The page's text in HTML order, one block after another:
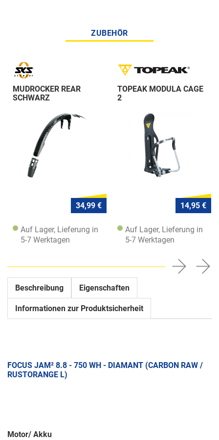
ZUBEHÖR
MUDROCKER REAR
SCHWARZ
34,99 €
Auf Lager, Lieferung in
5-7 Werktagen
TOPEAK MODULA CAGE
2
14,95 €
Auf Lager, Lieferung in
5-7 Werktagen
Beschreibung Eigenschaften
Informationen zur Produktsicherheit
FOCUS JAM² 8.8 - 750 WH - DIAMANT (CARBON RAW /
RUSTORANGE L)
Motor/ Akku